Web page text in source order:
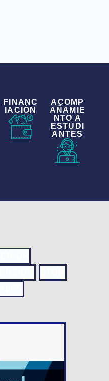
FINANC
IACIÓN
ACOMP
AÑAMIE
NTO A
ESTUDI
ANTES